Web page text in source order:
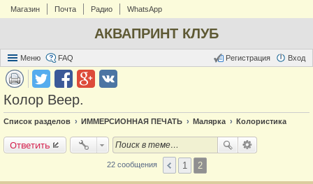
Магазин Почта Радио WhatsApp
АКВАПРИНТ КЛУБ
Меню FAQ Вход
Регистрация
Колор Веер.
Список разделов ИММЕРСИОННАЯ ПЕЧАТЬ Малярка Колористика
Ответить
22 сообщения 1 2